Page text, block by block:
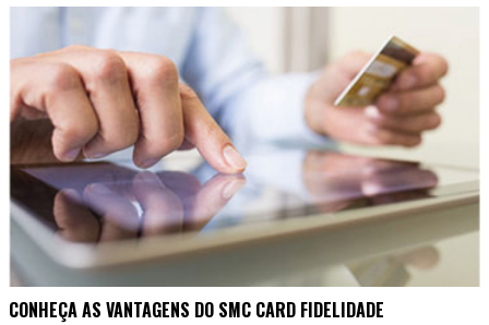
CONHEÇA AS VANTAGENS DO SMC CARD FIDELIDADE